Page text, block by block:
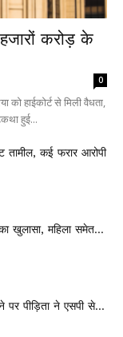
करोड़ के
0
हाईकोर्ट से मिली वैधता,
हुई...
तामील, कई फरार आरोपी
खुलासा, महिला समेत...
पर पीड़िता ने एसपी से...